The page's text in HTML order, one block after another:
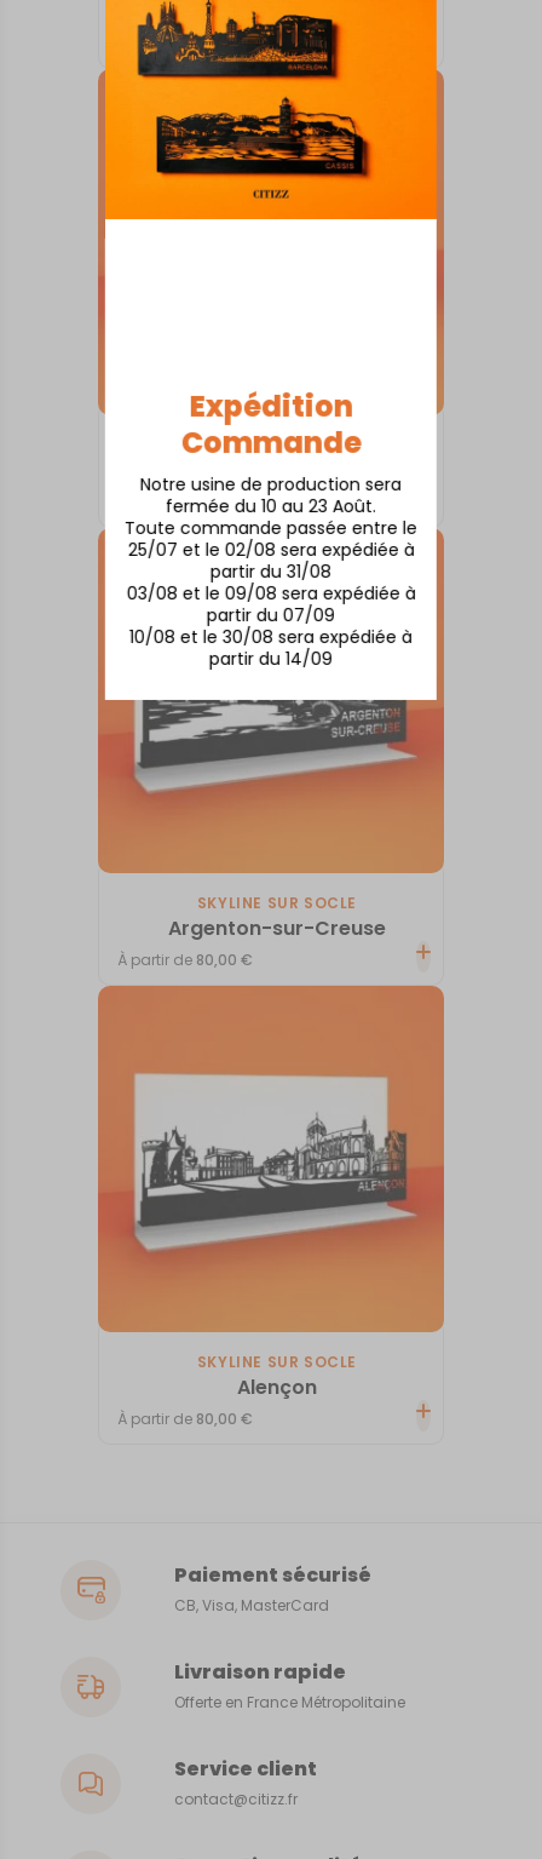
Expédition
Commande
Notre usine de production sera
fermée du 10 au 23 Août.
Toute commande passée entre le
25/07 et le 02/08 sera expédiée à
partir du 31/08
03/08 et le 09/08 sera expédiée à
partir du 07/09
10/08 et le 30/08 sera expédiée à
partir du 14/09
Andernos
À partir de80,00€
SKYLINE SUR SOCLE
Ambleteuse
À partir de80,00€
SKYLINE SUR SOCLE
Argenton-sur-Creuse
À partir de 80,00€
SKYLINE SUR SOCLE
Alençon
À partir de 80,00€
Paiement sécurisé
CB, Visa, MasterCard
Livraison rapide
Offerte en France Métropolitaine
Service client
contact@citizz.fr